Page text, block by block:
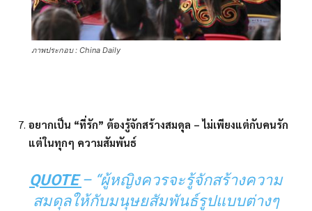
ภาพประกอบ : China Daily
อยากเป็น “ที่รัก” ต้องรู้จักสร้างสมดุล – ไม่เพียงแต่กับคนรัก
แต่ในทุกๆ ความสัมพันธ์
QUOTE– “ผู้หญิงควรจะรู้จักสร้างความ
สมดุลให้กับมนุษยสัมพันธ์รูปแบบต่างๆ